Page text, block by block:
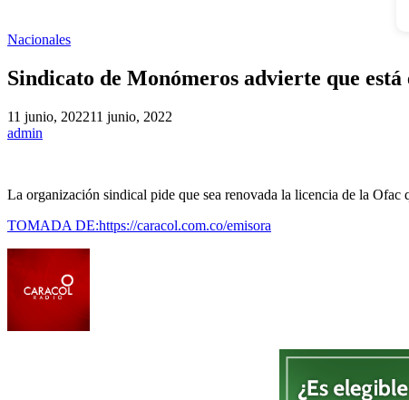
Nacionales
Sindicato de Monómeros advierte que
11 junio, 202211 junio, 2022
admin
La organización sindical pide que sea renovada la licencia de la Ofac
TOMADA DE:https://caracol.com.co/emisora